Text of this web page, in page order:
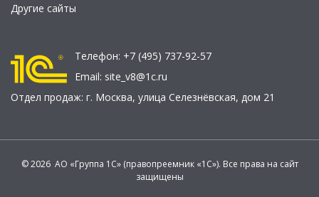
Другие сайты
Телефон: +7 (495) 737-92-57
Email: site_v8@1c.ru
Отдел продаж: г. Москва, улица Селезнёвская, дом 21
© 2026 АО «Группа 1С» (правопреемник «1С»). Все права на сайт
защищены